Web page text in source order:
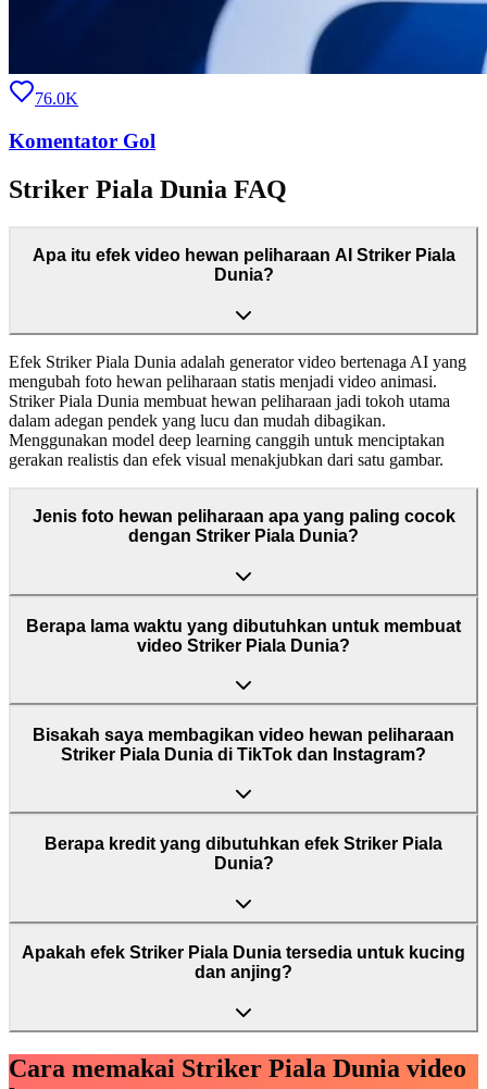
76.0K
Komentator Gol
Striker Piala Dunia FAQ
Apa itu efek video hewan peliharaan AI Striker Piala
Dunia?
Efek Striker Piala Dunia adalah generator video bertenaga AI yang
mengubah foto hewan peliharaan statis menjadi video animasi.
Striker Piala Dunia membuat hewan peliharaan jadi tokoh utama
dalam adegan pendek yang lucu dan mudah dibagikan.
Menggunakan model deep learning canggih untuk menciptakan
gerakan realistis dan efek visual menakjubkan dari satu gambar.
Jenis foto hewan peliharaan apa yang paling cocok
dengan Striker Piala Dunia?
Berapa lama waktu yang dibutuhkan untuk membuat
video Striker Piala Dunia?
Bisakah saya membagikan video hewan peliharaan
Striker Piala Dunia di TikTok dan Instagram?
Berapa kredit yang dibutuhkan efek Striker Piala
Dunia?
Apakah efek Striker Piala Dunia tersedia untuk kucing
dan anjing?
Cara memakai Striker Piala Dunia video